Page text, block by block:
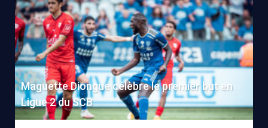
Maguette Diongue célèbre le premier but en
Ligue 2 du SCB